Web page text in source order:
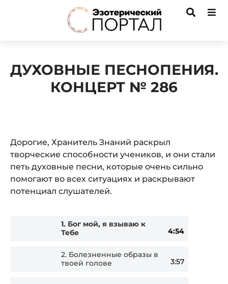
ДУХОВНЫЕ ПЕСНОПЕНИЯ.
КОНЦЕРТ № 286
Дорогие, Хранитель Знаний раскрыл
творческие способности учеников, и они стали
петь духовные песни, которые очень сильно
помогают во всех ситуациях и раскрывают
потенциал слушателей.
1. Бог мой, я взываю к
Тебе
4:54
2. Болезненные образы в
твоей голове
3:57